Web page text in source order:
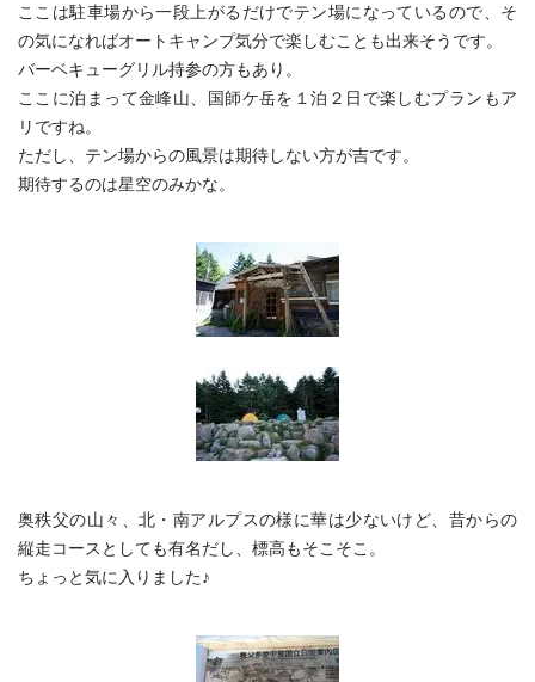
ここは駐車場から一段上がるだけでテン場になっているので、そ
の気になればオートキャンプ気分で楽しむことも出来そうです。
バーベキューグリル持参の方もあり。
ここに泊まって金峰山、国師ケ岳を１泊２日で楽しむプランもア
リですね。
ただし、テン場からの風景は期待しない方が吉です。
期待するのは星空のみかな。
奥秩父の山々、北・南アルプスの様に華は少ないけど、昔からの
縦走コースとしても有名だし、標高もそこそこ。
ちょっと気に入りました♪